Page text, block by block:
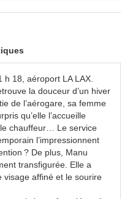
18, aéroport LA LAX.
la douceur d’un hiver
de l’aérogare, sa femme
qu’elle l’accueille
chauffeur… Le service
l’impressionnent
? De plus, Manu
transfigurée. Elle a
visage affiné et le sourire